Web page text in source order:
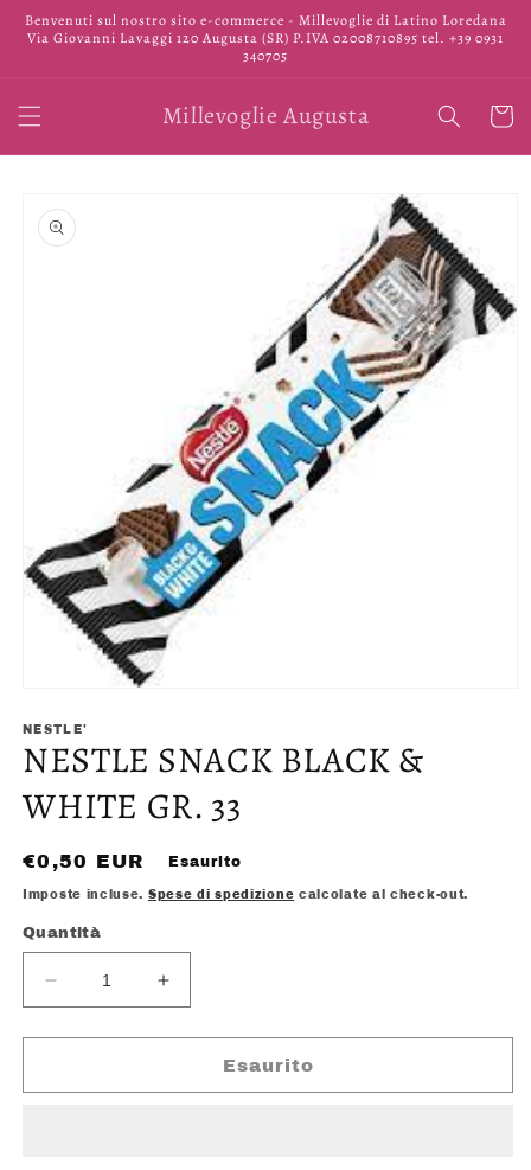
direttamente
ai contenuti
Benvenuti sul nostro sito e-commerce - Millevoglie di Latino Loredana
Via Giovanni Lavaggi 120 Augusta (SR) P.IVA 02008710895 tel. +39 0931
340705
Millevoglie Augusta
informazioni
sul prodotto
multimediali
1
in
modale
NESTLE'
NESTLE SNACK BLACK &
WHITE GR. 33
Prezzo
di
€0,50 EUR Esaurito
Imposte incluse. Spese di spedizione calcolate al check-out.
Quantità
Diminuisci
quantità
per
SNACK
Aumenta
quantità
per
NESTLE
SNACK
Esaurito